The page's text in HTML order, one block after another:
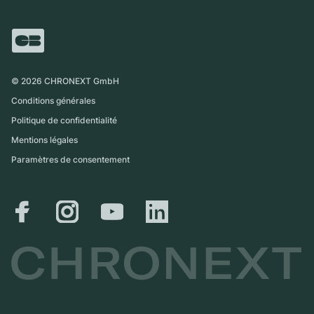
International
Magazine
Retrait sur place
© 2026 CHRONEXT GmbH
Conditions générales
Politique de confidentialité
Mentions légales
Paramètres de consentement